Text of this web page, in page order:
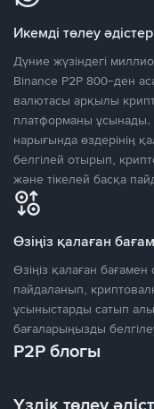
Икемді төлеу
Дүние жүзіндегі
Binance P2P 800-ден
валютасы арқылы
платформаны
нарығында өздерінің
белгілей отырып,
және тікелей басқа
Өзіңіз қалаған
Өзіңіз қалаған бағамен
пайдаланып,
ұсыныстарды сатып
бағаларыңызды
P2P блогы